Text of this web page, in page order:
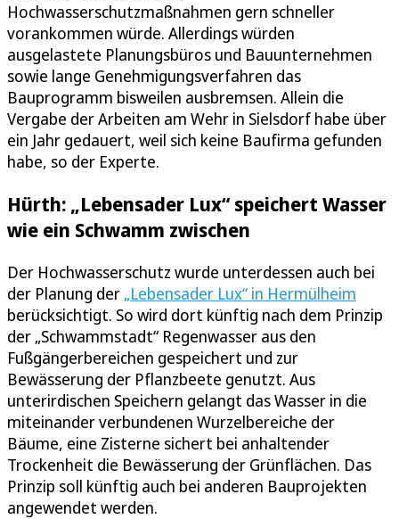
Hochwasserschutzmaßnahmen gern schneller
vorankommen würde. Allerdings würden
ausgelastete Planungsbüros und Bauunternehmen
sowie lange Genehmigungsverfahren das
Bauprogramm bisweilen ausbremsen. Allein die
Vergabe der Arbeiten am Wehr in Sielsdorf habe über
ein Jahr gedauert, weil sich keine Baufirma gefunden
habe, so der Experte.
Hürth: „Lebensader Lux“ speichert Wasser
wie ein Schwamm zwischen
Der Hochwasserschutz wurde unterdessen auch bei
der Planung der „Lebensader Lux“ in Hermülheim
berücksichtigt. So wird dort künftig nach dem Prinzip
der „Schwammstadt“ Regenwasser aus den
Fußgängerbereichen gespeichert und zur
Bewässerung der Pflanzbeete genutzt. Aus
unterirdischen Speichern gelangt das Wasser in die
miteinander verbundenen Wurzelbereiche der
Bäume, eine Zisterne sichert bei anhaltender
Trockenheit die Bewässerung der Grünflächen. Das
Prinzip soll künftig auch bei anderen Bauprojekten
angewendet werden.